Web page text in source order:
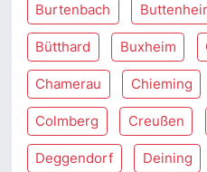
Burtenbach
Bütthard Buxheim
Chamerau Chieming
Colmberg Creußen
Deggendorf Deining